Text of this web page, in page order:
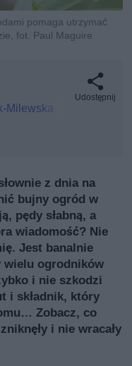
pomaga utrzymać
fot. Paul Maguire
Milewska
Udostępnij
z dnia na
bujny ogród w
pędy słabną, a
wiadomość? Nie
Jest banalnie
wielu ogrodników
i nie szkodzi
i składnik, który
Zobacz, co
i nie wracały